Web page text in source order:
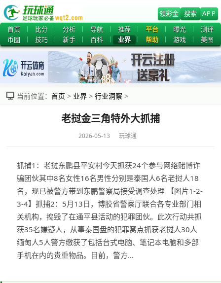
领彩金 搜索
APP
首页
比分 分析 导航 推荐 平台 曝光
测评
币圈
技巧 新手 百科 业界 帮助 游戏 美图
当前位置： 首页 > 业界 > 行业洞察 >
老挝金三角特外大抓捕
2026-05-13 玩球通
抓捕1：老挝东鹏县平安村今天抓获24个参与网络赌博诈
骗团伙其中8名女性16名男性分别是泰国人6名老挝人18
名，现已被警方带到东鹏警察局接受调查处理 【图片1-2-
3-4】抓捕2：5月13日，博胶省警察厅联合各专业部门相
关机构，捣毁了在通平县活动的犯罪团伙。此次行动共抓
获35名嫌疑人，从事泰国盘的犯罪窝点抓获老挝人30人
缅甸人5人警方缴获了包括台式电脑、笔记本电脑和多部
手机在内的贵重物品。目前，警方...